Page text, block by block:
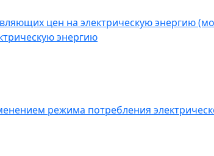
цен на электрическую энергию
энергию
режима потребления